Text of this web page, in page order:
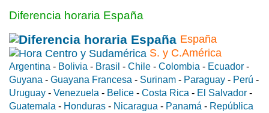
Diferencia horaria España
España
S. y C.América
Argentina - Bolivia - Brasil - Chile - Colombia - Ecuador -
Guyana - Guayana Francesa - Surinam - Paraguay - Perú -
Uruguay - Venezuela - Belice - Costa Rica - El Salvador -
Guatemala - Honduras - Nicaragua - Panamá - República